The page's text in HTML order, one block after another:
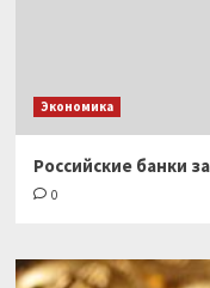
Экономика
Российские банки
0